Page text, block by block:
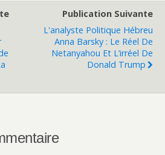
Publication Suivante
L'analyste Politique Hébreu
Anna Barsky : Le Réel De
Netanyahou Et L’irréel De
Donald Trump